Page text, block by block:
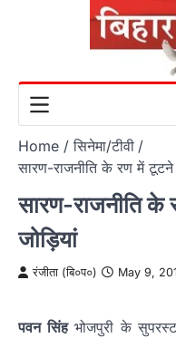
Home
सिनेमा/टीवी
सारण-राजनीति के रण में टूटने
सारण-राजनीति के
जोड़ियां
रंजीता (बि०प०) May 9,
पवन सिंहभोजपुरी के